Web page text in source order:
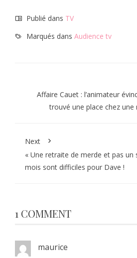
Publié dans TV
Marqués dans Audience tv
Affaire Cauet : l’animateur
trouvé une place chez
Next
« Une retraite de merde et pas un
mois sont difficiles pour Dave !
1 COMMENT
maurice